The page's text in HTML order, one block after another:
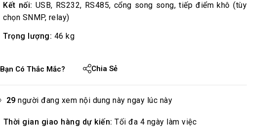
Kết nối: USB, RS232, RS485, cổng song song, tiếp điểm khô (tùy
chọn SNMP, relay)
Trọng lượng: 46 kg
Bạn Có Thắc Mắc? Chia Sẻ
29 người đang xem nội dung này ngay lúc này
Thời gian giao hàng dự kiến: Tối đa 4 ngày làm việc